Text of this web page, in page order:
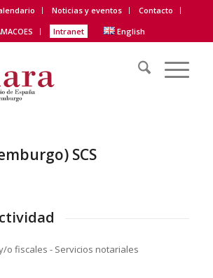
Noticias y eventos
Contacto
Intranet English
SCS
o fiscales - Servicios notariales